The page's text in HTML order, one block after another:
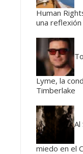
Human
una reflexión
Lyme, la
Timberlake
Al
miedo en el